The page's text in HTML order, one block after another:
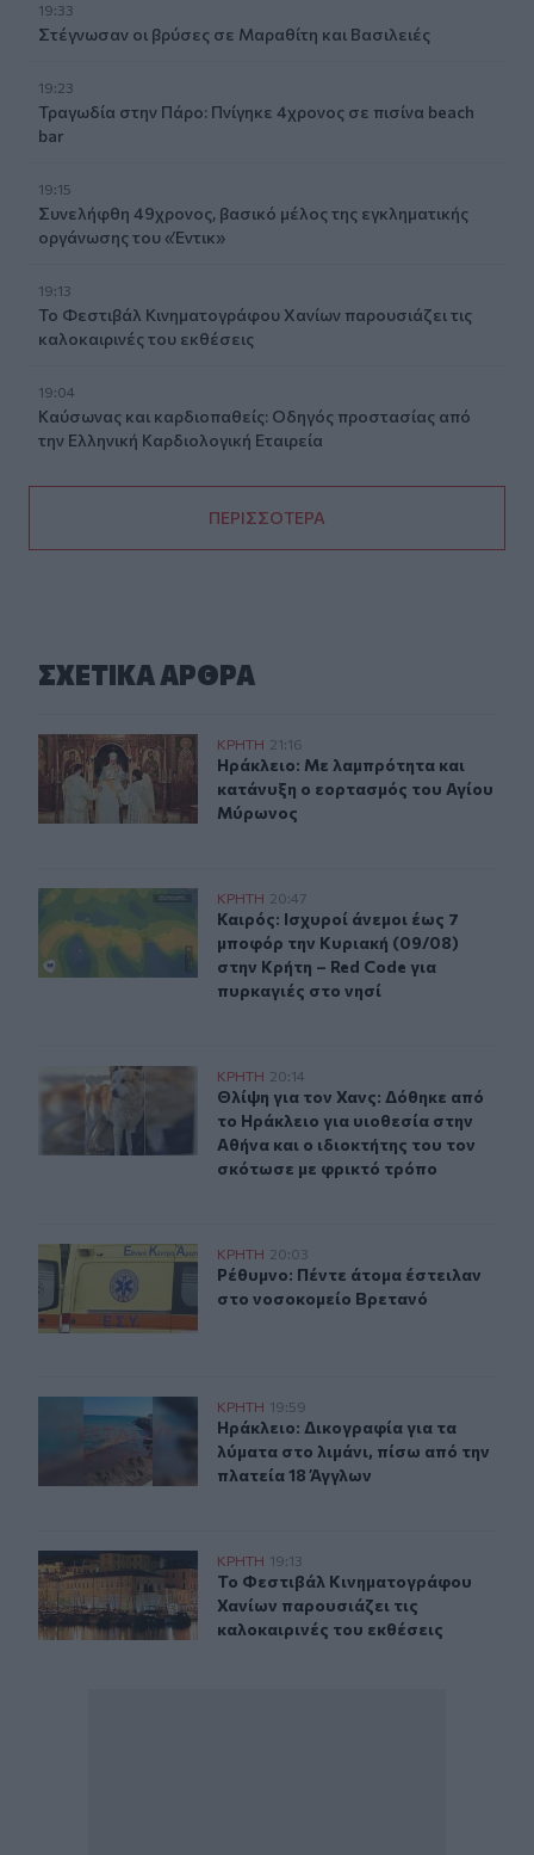
19:33
Στέγνωσαν οι βρύσες σε Μαραθίτη και Βασιλειές
19:23
Τραγωδία στην Πάρο: Πνίγηκε 4χρονος σε πισίνα beach
bar
19:15
Συνελήφθη 49χρονος, βασικό μέλος της εγκληματικής
οργάνωσης του «Έντικ»
19:13
Το Φεστιβάλ Κινηματογράφου Χανίων παρουσιάζει τις
καλοκαιρινές του εκθέσεις
19:04
Καύσωνας και καρδιοπαθείς: Οδηγός προστασίας από
την Ελληνική Καρδιολογική Εταιρεία
ΠΕΡΙΣΣΟΤΕΡΑ
ΣΧΕΤΙΚA AΡΘΡΑ
Ηράκλειο: Με λαμπρότητα και κατάνυξη ο εορτασμός
ΚΡΗΤΗ 21:16
Ηράκλειο: Με λαμπρότητα και
Ηράκλειο: Με λαμπρότητα και
κατάνυξη ο εορτασμός του Αγίου
Μύρωνος
Καιρός: Ισχυροί άνεμοι έως 7 μποφόρ την Κυριακή
ΚΡΗΤΗ 20:47
Καιρός: Ισχυροί άνεμοι έως 7
Καιρός: Ισχυροί άνεμοι έως 7
μποφόρ την Κυριακή (09/08)
στην Κρήτη – Red Code για
πυρκαγιές στο νησί
Θλίψη για τον Χανς: Δόθηκε από το Ηράκλειο για
ΚΡΗΤΗ 20:14
Θλίψη για τον Χανς: Δόθηκε από το
Θλίψη για τον Χανς: Δόθηκε από
το Ηράκλειο για υιοθεσία στην
Αθήνα και ο ιδιοκτήτης του τον
σκότωσε με φρικτό τρόπο
Ρέθυμνο: Πέντε άτομα έστειλαν στο νοσοκομείο
ΚΡΗΤΗ 20:03
Ρέθυμνο: Πέντε άτομα έστειλαν
Ρέθυμνο: Πέντε άτομα έστειλαν
στο νοσοκομείο Βρετανό
Ηράκλειο: Δικογραφία για τα λύματα στο λιμάνι, πίσω
ΚΡΗΤΗ 19:59
Ηράκλειο: Δικογραφία για τα
Ηράκλειο: Δικογραφία για τα
λύματα στο λιμάνι, πίσω από την
πλατεία 18 Άγγλων
Το Φεστιβάλ Κινηματογράφου Χανίων παρουσιάζει τις
ΚΡΗΤΗ 19:13
Το Φεστιβάλ Κινηματογράφου
Το Φεστιβάλ Κινηματογράφου
Χανίων παρουσιάζει τις
καλοκαιρινές του εκθέσεις